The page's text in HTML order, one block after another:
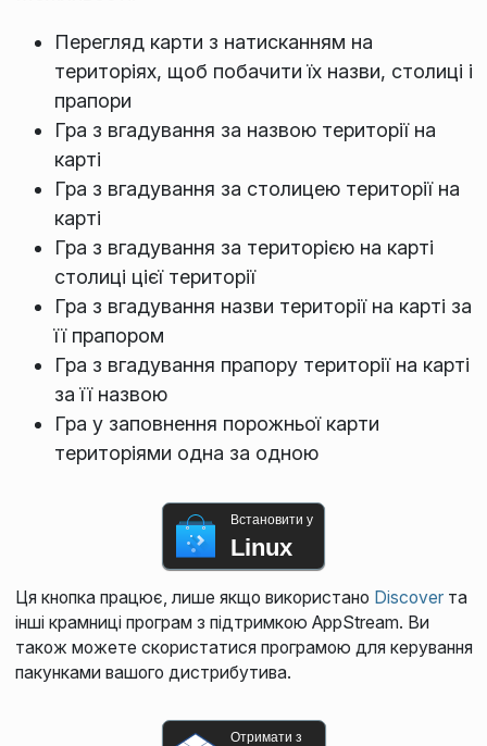
Перегляд карти з натисканням на
територіях, щоб побачити їх назви, столиці і
прапори
Гра з вгадування за назвою території на
карті
Гра з вгадування за столицею території на
карті
Гра з вгадування за територією на карті
столиці цієї території
Гра з вгадування назви території на карті за
її прапором
Гра з вгадування прапору території на карті
за її назвою
Гра у заповнення порожньої карти
територіями одна за одною
Встановити у
Linux
Ця кнопка працює, лише якщо використано Discoverта
інші крамниці програм з підтримкою AppStream. Ви
також можете скористатися програмою для керування
пакунками вашого дистрибутива.
Отримати з